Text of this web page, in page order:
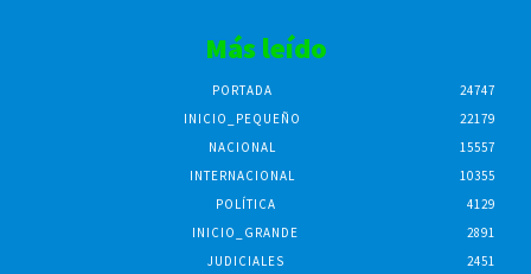
Más leído
PORTADA
24747
INICIO_PEQUEÑO
22179
NACIONAL
15557
INTERNACIONAL
10355
POLÍTICA
4129
INICIO_GRANDE
2891
JUDICIALES
2451